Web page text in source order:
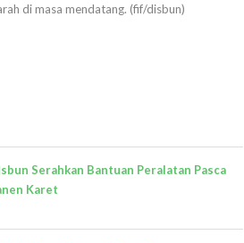
di masa mendatang. (fif/disbun)
Serahkan Bantuan Peralatan Pasca
Karet